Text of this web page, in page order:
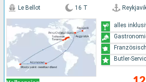
Le Bellot 16 T
alles
Butler-